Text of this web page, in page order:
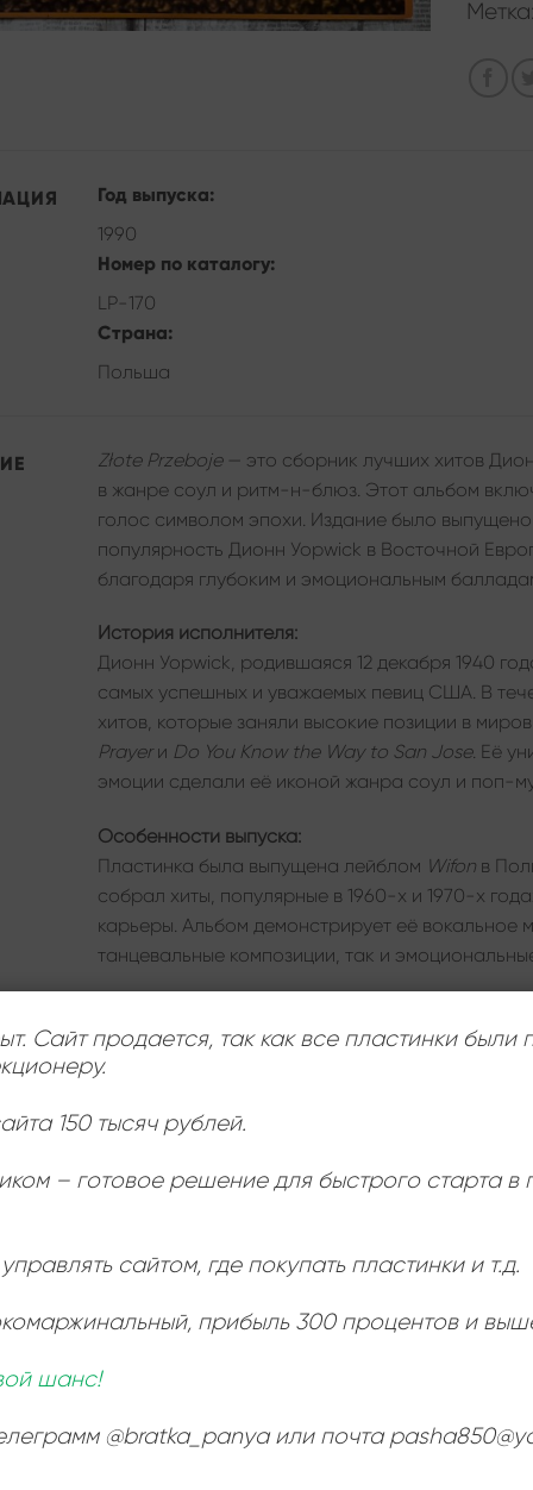
Год выпуска:
1990
Номер по каталогу:
LP-170
Страна:
Польша
Złote Przeboje— это сборник лучших хитов
в жанре соул и ритм-н-блюз. Этот альбом
голос символом эпохи. Издание было
популярность Дионн Уорwick в Восточной
благодаря глубоким и эмоциональным
История исполнителя:
Дионн Уорwick, родившаяся 12 декабря 1940
самых успешных и уважаемых певиц США. В
хитов, которые заняли высокие позиции в
Prayerи Do You Know the Way to San Jose. Её
эмоции сделали её иконой жанра соул и поп-
Особенности выпуска:
Пластинка была выпущена лейблом Wifon в
собрал хиты, популярные в 1960-х и 1970-х
карьеры. Альбом демонстрирует её вокальное
танцевальные композиции, так и
Сайт продается, так как все пластинки были
150 тысяч рублей.
– готовое решение для быстрого старта в
сайтом, где покупать пластинки и т.д.
, прибыль 300 процентов и
шанс!
@bratka_panya или почта